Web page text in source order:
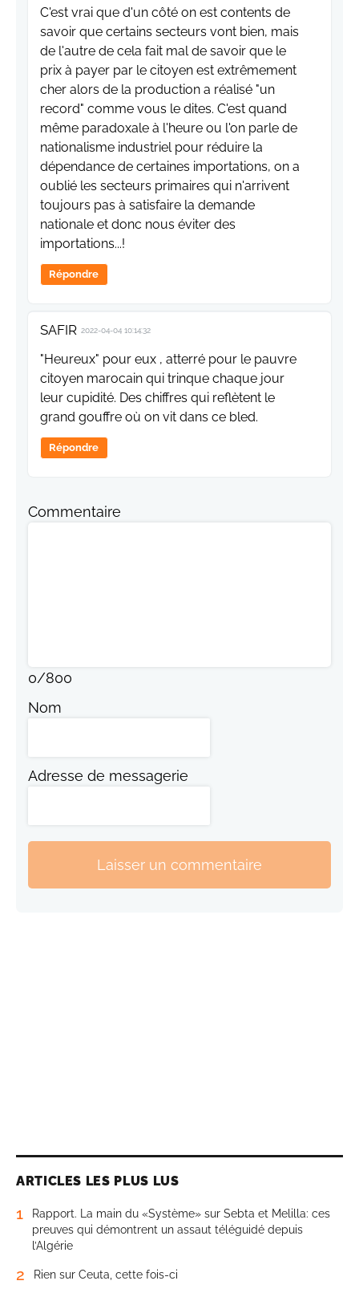
C'est vrai que d'un côté on est contents de
savoir que certains secteurs vont bien, mais
de l'autre de cela fait mal de savoir que le
prix à payer par le citoyen est extrêmement
cher alors de la production a réalisé "un
record" comme vous le dites. C'est quand
même paradoxale à l'heure ou l'on parle de
nationalisme industriel pour réduire la
dépendance de certaines importations, on a
oublié les secteurs primaires qui n'arrivent
toujours pas à satisfaire la demande
nationale et donc nous éviter des
importations...!
Répondre
SAFIR 2022-04-04 10:14:32
"Heureux" pour eux , atterré pour le pauvre
citoyen marocain qui trinque chaque jour
leur cupidité. Des chiffres qui reflètent le
grand gouffre où on vit dans ce bled.
Répondre
Commentaire
0/800
Nom
Adresse de messagerie
Laisser un commentaire
ARTICLES LES PLUS LUS
1
Rapport. La main du «Système» sur Sebta et Melilla: ces
preuves qui démontrent un assaut téléguidé depuis
l’Algérie
2 Rien sur Ceuta, cette fois-ci